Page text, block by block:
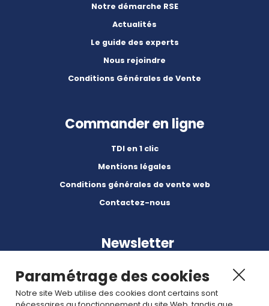
Notre démarche RSE
Actualités
Le guide des experts
Nous rejoindre
Conditions Générales de Vente
Commander en ligne
TDI en 1 clic
Mentions légales
Conditions générales de vente web
Contactez-nous
Newsletter
Paramétrage des cookies
Notre site Web utilise des cookies dont certains sont